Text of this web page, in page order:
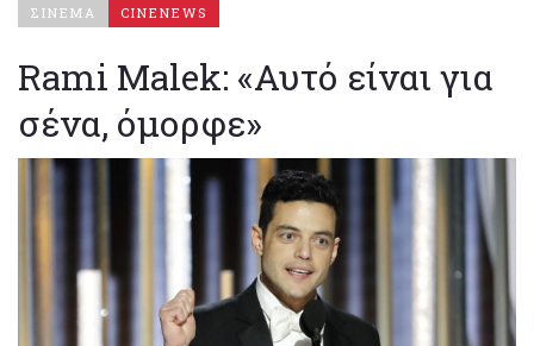
ΣΙΝΕΜΑ CINENEWS
Rami Malek: «Αυτό είναι για
σένα, όμορφε»